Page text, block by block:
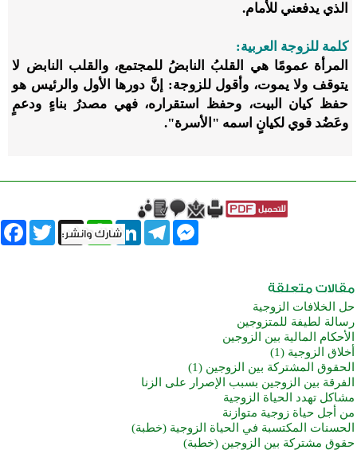
الذي يدفعني للأمام.
كلمة للزوجة العربية:
المرأة عمومًا هي القلبُ النابضُ للمجتمع، والقلب النابض لا
يتوقف ولا يموت، وأقول للزوجة: إنَّ دورها الأول والرئيس هو
حفظ كيان البيت، وحفظ استقراره، فهي مصدرُ بناءٍ ودعمٍ
وعَضُد قوي لكيانٍ اسمه "الأسرة".
Twitter X
WhatsAppLinkedInTelegram
Messenger
حل الخلافات الزوجية
رسالة لطيفة للمتزوجين
الأحكام المالية بين الزوجين
أخلاق الزوجية (1)
الحقوق المشتركة بين الزوجين (1)
الفرقة بين الزوجين بسبب الإصرار على الزنا
مشاكل تهدد الحياة الزوجية
من أجل حياة زوجية متوازنة
الحسنات المكتسبة في الحياة الزوجية (خطبة)
حقوق مشتركة بين الزوجين (خطبة)